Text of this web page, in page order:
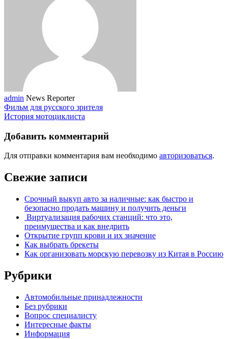
admin News Reporter
Фильм для русского зрителя
История мотоциклиста
Добавить комментарий
Для отправки комментария вам необходимо авторизоваться.
Свежие записи
Срочный выкуп авто за наличные: как быстро и
безопасно продать машину и получить деньги
Виртуализация рабочих станций: что это,
преимущества и как внедрить
Открытие групп крови и их значение
Как выбрать брекеты
Как организовать морскую перевозку из Китая в Россию
Рубрики
Автомобильные принадлежности
Без рубрики
Вопрос специалисту
Интересные факты
Информация